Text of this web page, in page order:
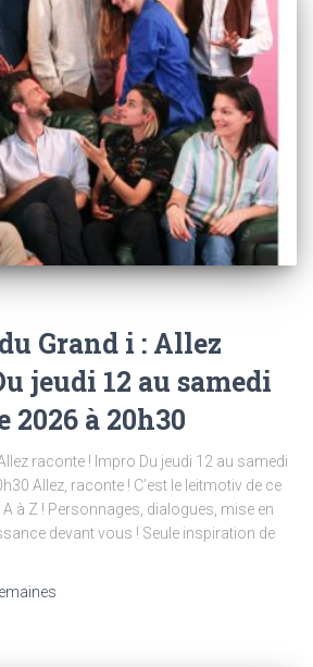
Grand i : Allez
jeudi 12 au samedi
2026 à 20h30
raconte ! Impro Du jeudi 12 au samedi
Allez, raconte ! C’est le leitmotiv de ce
à Z ! Personnages, dialogues, mise en
devant vous ! Seule inspiration de